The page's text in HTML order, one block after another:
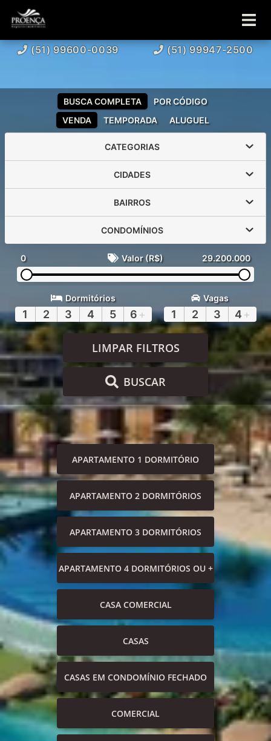
(51) 99600-0039 (51) 99947-2500
VENDA TEMPORADA ALUGUEL
BUSCA COMPLETA POR CÓDIGO
CATEGORIAS
CIDADES
BAIRROS
CONDOMÍNIOS
0 Valor (R$) 29.200.000
Dormitórios
1 2 3 4 5 6 +
Vagas
1 2 3 4 +
LIMPAR FILTROS
BUSCAR
APARTAMENTO 1 DORMITÓRIO
APARTAMENTO 2 DORMITÓRIOS
APARTAMENTO 3 DORMITÓRIOS
APARTAMENTO 4 DORMITÓRIOS OU +
CASA COMERCIAL
CASAS
CASAS EM CONDOMÍNIO FECHADO
COMERCIAL